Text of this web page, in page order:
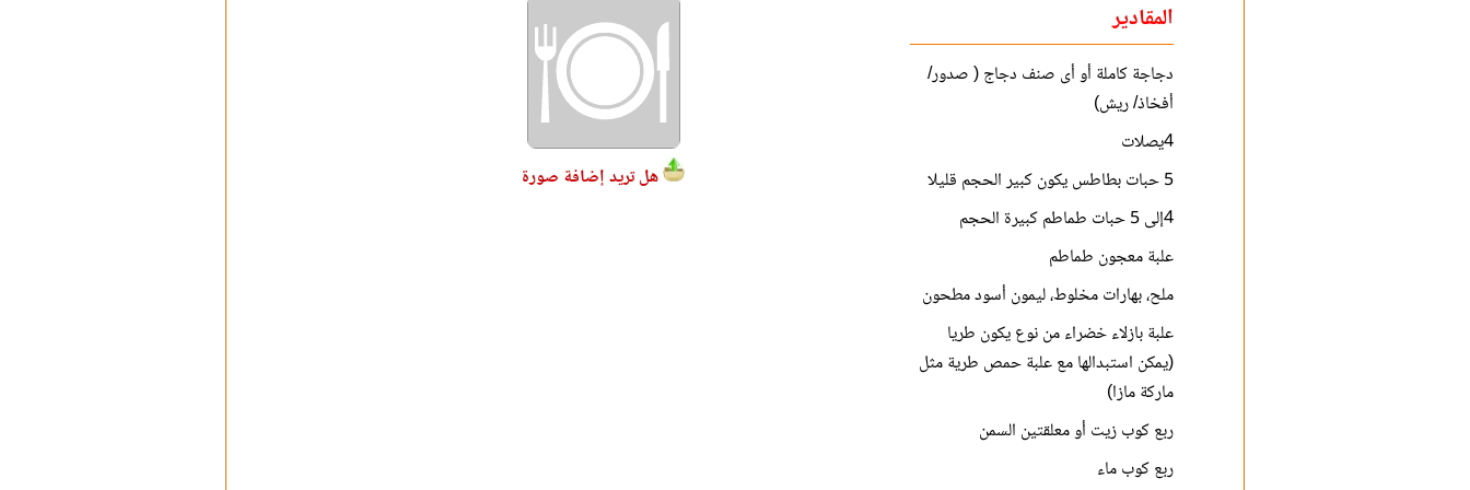
المقادير
دجاجة كاملة أو أى صنف دجاج ( صدور/
أفخاذ/ ريش)
4يصلات
5 حبات بطاطس يكون كبير الحجم قليلا
4إلى 5 حبات طماطم كبيرة الحجم
علبة معجون طماطم
ملح، بهارات مخلوط، ليمون أسود مطحون
علبة بازلاء خضراء من نوع يكون طريا
(يمكن استبدالها مع علبة حمص طرية مثل
ماركة مازا)
ربع كوب زيت أو معلقتين السمن
ربع كوب ماء
هل تريد إضافة صورة